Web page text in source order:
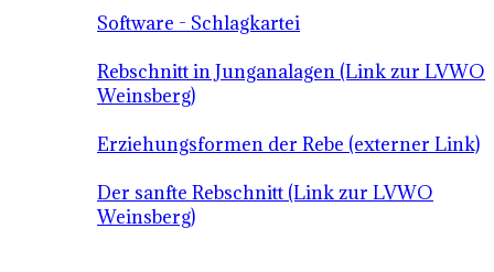
Software - Schlagkartei
Rebschnitt in Junganalagen (Link zur LVWO
Weinsberg)
Erziehungsformen der Rebe (externer Link)
Der sanfte Rebschnitt (Link zur LVWO
Weinsberg)